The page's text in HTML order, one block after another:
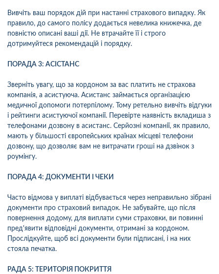
Вивчіть ваш порядок дій при настанні страхового випадку. Як
правило, до самого полісу додається невелика книжечка, де
повністю описані ваші дії. Не втрачайте її і строго
дотримуйтеся рекомендацій і порядку.
ПОРАДА 3: АСІСТАНС
Зверніть увагу, що за кордоном за вас платить не страхова
компанія, а асистуюча. Асистанс займається організацією
медичної допомоги потерпілому. Тому ретельно вивчіть відгуки
і рейтинги асистуючої компанії. Перевірте наявність вкладиша з
телефонами дозвону в асистанс. Серйозні компанії, як правило,
мають у більшості європейських країнах місцеві телефони
дозвону, що дозволяє вам не витрачати гроші на дзвінок з
роумінгу.
ПОРАДА 4: ДОКУМЕНТИ І ЧЕКИ
Часто відмова у виплаті відбувається через неправильно зібрані
документи про страховий випадок. Не забувайте, що після
повернення додому, для виплати суми страховки, ви повинні
пред'явити відповідні документи, отримані за кордоном.
Прослідкуйте, щоб всі документи були підписані, і на них
стояла печатка.
РАДА 5: ТЕРИТОРІЯ ПОКРИТТЯ